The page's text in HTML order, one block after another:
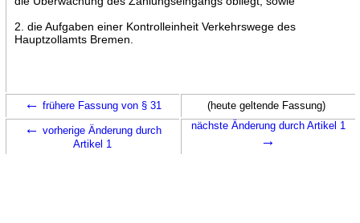
2. die Aufgaben einer Kontrolleinheit Verkehrswege des
Hauptzollamts Bremen.
← frühere Fassung von § 31 (heute geltende Fassung)
← vorherige Änderung durch
Artikel 1
nächste Änderung durch Artikel 1
→